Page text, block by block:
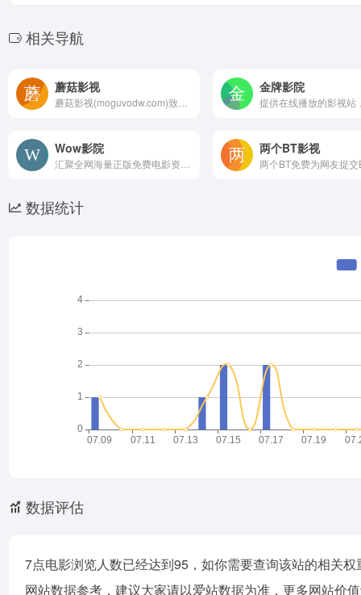
相关导航
蘑菇影视 金牌影院
Wow影院 两个BT影视
数据统计
数据评估
7点电影浏览人数已经达到95，如你需要查询该站的相关
网站数据参考，建议大家请以爱站数据为准，更多网站价